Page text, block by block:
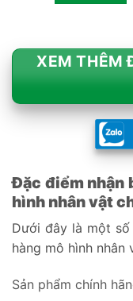
XEM THÊM
Đặc điểm nhận
hình nhân vật
Dưới đây là một
hàng mô hình nhân
Sản phẩm chính